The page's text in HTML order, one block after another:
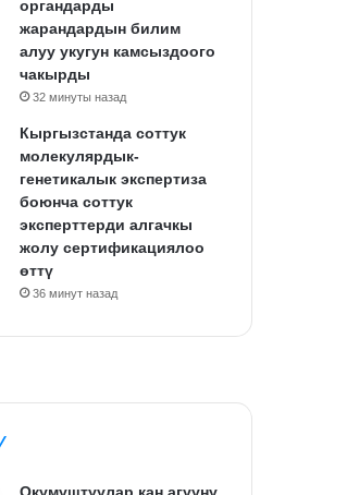
органдарды
жарандардын билим
алуу укугун камсыздоого
чакырды
32 минуты назад
Кыргызстанда соттук
молекулярдык-
генетикалык экспертиза
боюнча соттук
эксперттерди алгачкы
жолу сертификациялоо
өттү
36 минут назад